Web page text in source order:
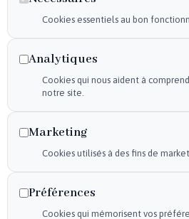
Politique de confidentialité
Mentions légales
Plan du site
Horaires
9h30-12h – 14h30-19h
Cookies essentiels au bon
Analytiques
Cookies qui nous aident à
notre site.
Marketing
Cookies utilisés à des fins de
Préférences
Cookies qui mémorisent vos